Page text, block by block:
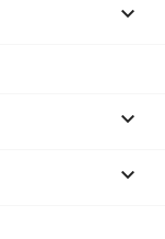


